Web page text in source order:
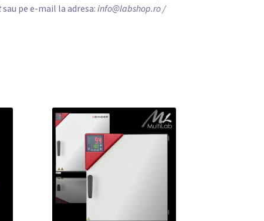
sau pe e-mail la adresa:info@labshop.ro /